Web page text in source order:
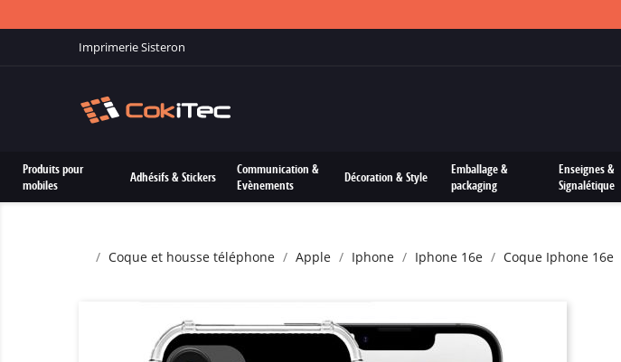
Imprimerie Sisteron
Produits pour
mobiles
Adhésifs & Stickers
Communication &
Evènements
Décoration & Style
Emballage &
packaging
Enseignes &
Signalétique
Coque et housse téléphone Apple Iphone Iphone 16e Coque Iphone 16e